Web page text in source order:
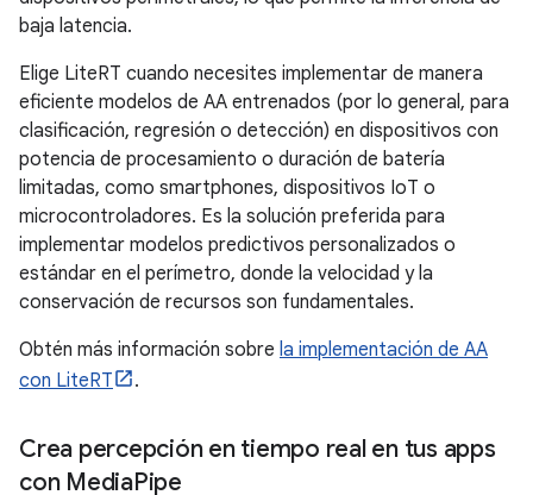
baja latencia.
Elige LiteRT cuando necesites implementar de manera
eficiente modelos de AA entrenados (por lo general, para
clasificación, regresión o detección) en dispositivos con
potencia de procesamiento o duración de batería
limitadas, como smartphones, dispositivos IoT o
microcontroladores. Es la solución preferida para
implementar modelos predictivos personalizados o
estándar en el perímetro, donde la velocidad y la
conservación de recursos son fundamentales.
Obtén más información sobre la implementación de AA
con LiteRT
.
Crea percepción en tiempo real en tus apps
con MediaPipe